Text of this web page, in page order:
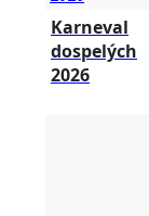
Karneval
dospelých
2026